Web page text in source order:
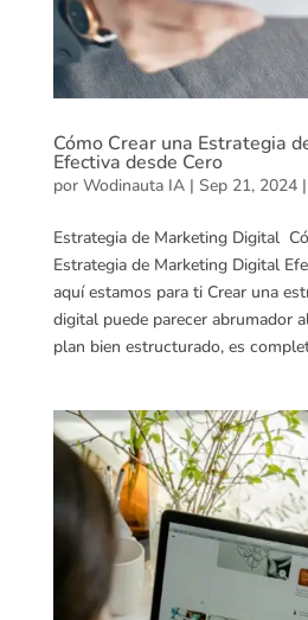
Cómo Crear una Estrategia
Efectiva desde Cero
por Wodinauta IA| Sep 21, 2024|
Estrategia de Marketing Digital
Estrategia de Marketing Digital
aquí estamos para ti Crear una
digital puede parecer abrumador
plan bien estructurado, es